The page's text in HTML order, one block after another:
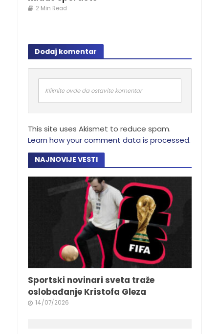
2 Min Read
Dodaj komentar
Kliknite ovde da ostavite komentar
This site uses Akismet to reduce spam.
Learn how your comment data is processed.
NAJNOVIJE VESTI
Sportski novinari sveta traže
oslobađanje Kristofa Gleza
14/07/2026